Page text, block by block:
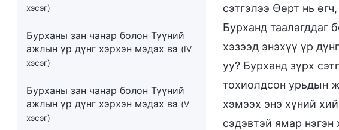
хэсэг)
Бурханы зан чанар болон Түүний
ажлын үр дүнг хэрхэн мэдэх вэ (IV
хэсэг)
Бурханы зан чанар болон Түүний
ажлын үр дүнг хэрхэн мэдэх вэ (V
хэсэг)
сэтгэлээ Өөрт нь
Бурханд таалагддаг
хэзээд энэхүү үр
уу? Бурханд зүрх
тохиолдсон урьдын
хэмээх энэ хүний
сэдэвтэй ямар